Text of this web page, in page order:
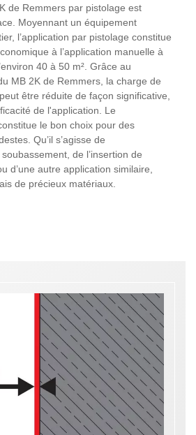
de Remmers par pistolage est
Moyennant un équipement
l’application par pistolage constitue
à l’application manuelle à
40 à 50 m². Grâce au
MB 2K de Remmers, la charge de
être réduite de façon significative,
de l'application. Le
le bon choix pour des
Qu’il s’agisse de
soubassement, de l’insertion de
d’une autre application similaire,
de précieux matériaux.